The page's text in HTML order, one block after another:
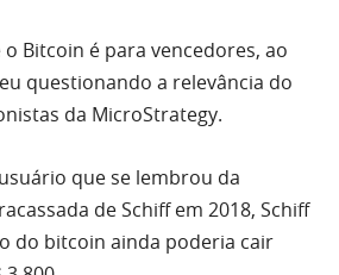
Bitcoin é para vencedores, ao
questionando a relevância do
da MicroStrategy.
que se lembrou da
de Schiff em 2018, Schiff
do bitcoin ainda poderia cair